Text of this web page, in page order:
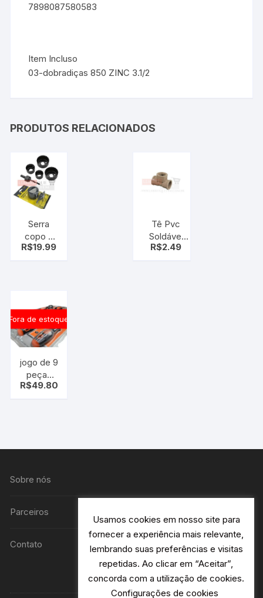
7898087580583
Item Incluso
03-dobradiças 850 ZINC 3.1/2
PRODUTOS RELACIONADOS
Serra
copo 5
pcs
R$19.99
Tê Pvc
Soldável
com Rosca
R$2.49
Fora de estoque
jogo de 9
peças
chave de
R$49.80
Sobre nós
Parceiros
Contato
Usamos cookies em nosso site para
fornecer a experiência mais relevante,
lembrando suas preferências e visitas
repetidas. Ao clicar em “Aceitar”,
concorda com a utilização de cookies.
Configurações de cookies